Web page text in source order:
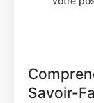
Savoir-